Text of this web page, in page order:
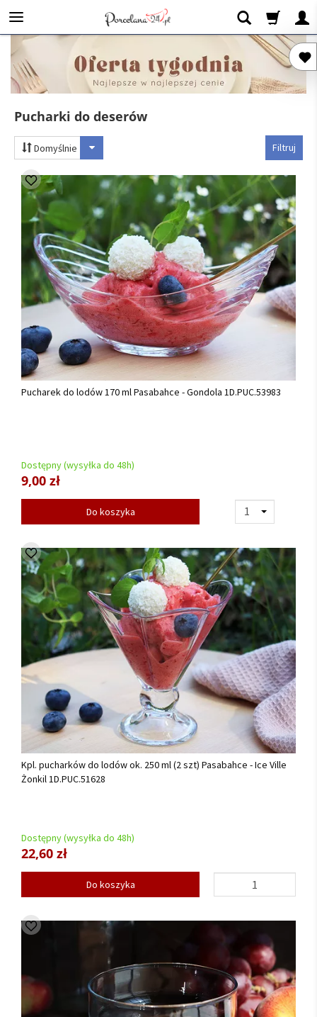
Pucharki do deserów
Filtruj
Domyślnie
Pucharek do lodów 170 ml Pasabahce - Gondola 1D.PUC.53983
Dostępny (wysyłka do 48h)
9,00 zł
Do koszyka
Kpl. pucharków do lodów ok. 250 ml (2 szt) Pasabahce - Ice Ville
Żonkil 1D.PUC.51628
Dostępny (wysyłka do 48h)
22,60 zł
Do koszyka